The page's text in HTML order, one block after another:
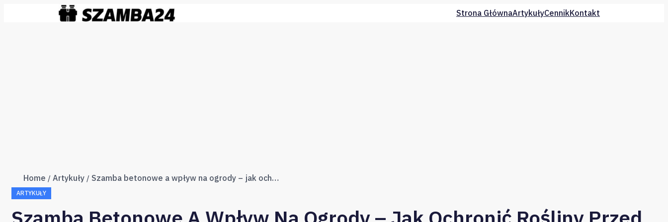
Strona GłównaArtykułyCennikKontakt
Home Artykuły Szamba betonowe a wpływ na ogrody – jak ochronić rośliny przed szkodliwymi czynnikami?
ARTYKUŁY